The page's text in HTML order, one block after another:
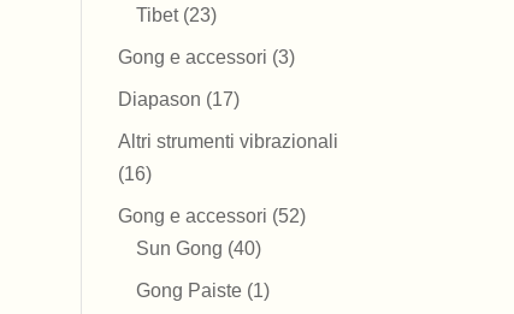
Tibet 2323
prodotti
Gong e accessori 33
Diapason 1717
prodotti
Altri strumenti vibrazionali
1616
Gong e accessori 5252
Sun Gong 4040
prodotti
Gong Paiste 11